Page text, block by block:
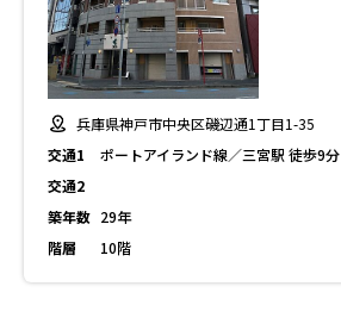
兵庫県神戸市中央区磯辺通1丁目1-35
交通1
ポートアイランド線／三宮駅 徒歩9分
交通2
築年数 29年
階層
10階